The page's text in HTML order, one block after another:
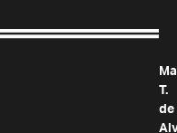
T.
de